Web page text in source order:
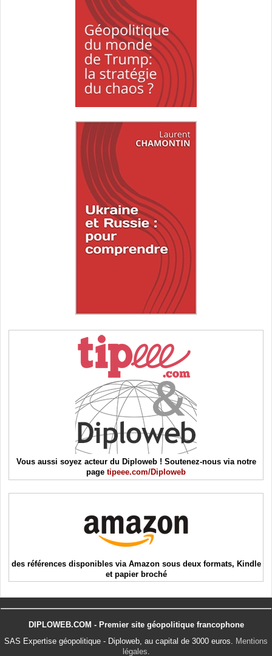
Vous aussi soyez acteur du Diploweb ! Soutenez-nous via notre
page tipeee.com/Diploweb
des références disponibles via Amazon sous deux formats, Kindle
et papier broché
DIPLOWEB.COM - Premier site géopolitique francophone
SAS Expertise géopolitique - Diploweb, au capital de 3000 euros. Mentions
légales.